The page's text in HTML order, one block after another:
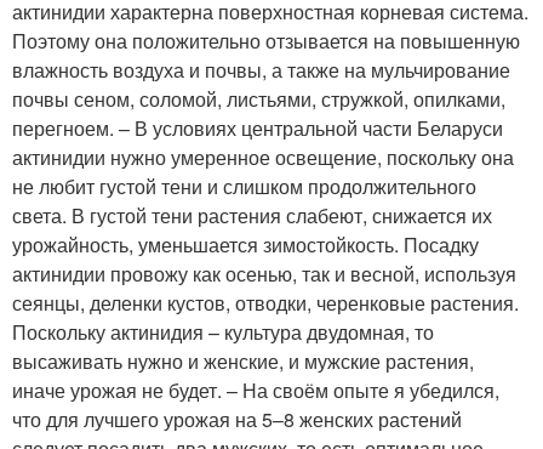
актинидии характерна поверхностная корневая система.
Поэтому она положительно отзывается на повышенную
влажность воздуха и почвы, а также на мульчирование
почвы сеном, соломой, листьями, стружкой, опилками,
перегноем. – В условиях центральной части Беларуси
актинидии нужно умеренное освещение, поскольку она
не любит густой тени и слишком продолжительного
света. В густой тени растения слабеют, снижается их
урожайность, уменьшается зимостойкость. Посадку
актинидии провожу как осенью, так и весной, используя
сеянцы, деленки кустов, отводки, черенковые растения.
Поскольку актинидия – культура двудомная, то
высаживать нужно и женские, и мужские растения,
иначе урожая не будет. – На своём опыте я убедился,
что для лучшего урожая на 5–8 женских растений